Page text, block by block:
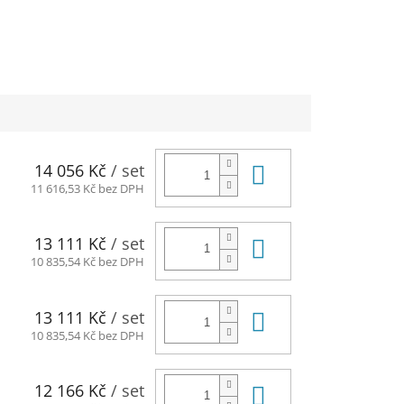
14 056 Kč / set
11 616,53 Kč bez DPH
13 111 Kč / set
10 835,54 Kč bez DPH
13 111 Kč / set
10 835,54 Kč bez DPH
12 166 Kč / set